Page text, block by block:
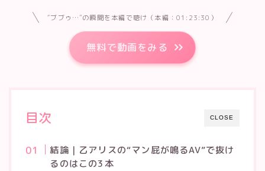
“ブブゥ…”の瞬間を本編で聴け（本編：01:23:30）
無料で動画をみる
CLOSE
目次
結論｜乙アリスの“マン屁が鳴るAV”で抜け
るのはこの3本